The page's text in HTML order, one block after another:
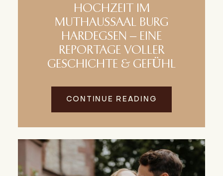
HOCHZEIT IM
MUTHAUSSAAL BURG
HARDEGSEN – EINE
REPORTAGE VOLLER
GESCHICHTE & GEFÜHL
CONTINUE READING